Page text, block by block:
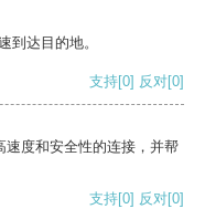
到达目的地。
支持[0] 反对[0]
度和安全性的连接，并帮
支持[0] 反对[0]